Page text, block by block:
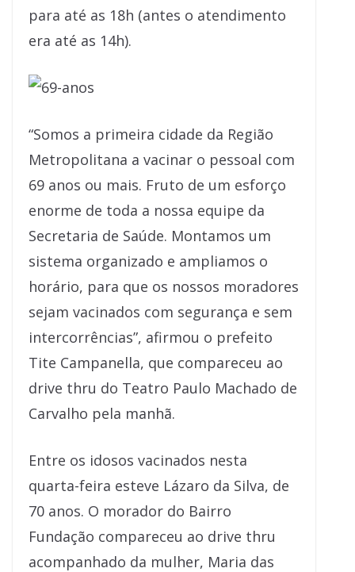
para até as 18h (antes o atendimento
era até as 14h).
“Somos a primeira cidade da Região
Metropolitana a vacinar o pessoal com
69 anos ou mais. Fruto de um esforço
enorme de toda a nossa equipe da
Secretaria de Saúde. Montamos um
sistema organizado e ampliamos o
horário, para que os nossos moradores
sejam vacinados com segurança e sem
intercorrências”, afirmou o prefeito
Tite Campanella, que compareceu ao
drive thru do Teatro Paulo Machado de
Carvalho pela manhã.
Entre os idosos vacinados nesta
quarta-feira esteve Lázaro da Silva, de
70 anos. O morador do Bairro
Fundação compareceu ao drive thru
acompanhado da mulher, Maria das